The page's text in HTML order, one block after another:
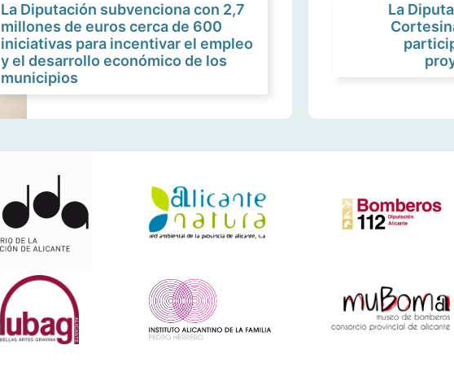
La Diputación subvenciona con 2,7
millones de euros cerca de 600
iniciativas para incentivar el empleo
y el desarrollo económico de los
municipios
La